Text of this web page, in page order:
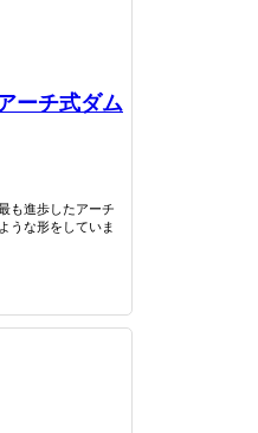
ーチ式ダム
も進歩したアーチ
うな形をしていま